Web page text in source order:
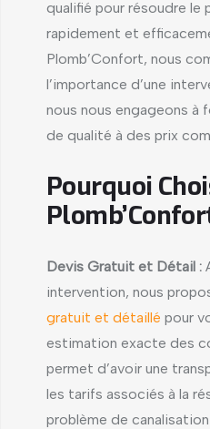
qualifié pour résoudre le
rapidement et
Plomb’Confort, nous
l’importance d’une
nous nous engageons à
de qualité à des prix
Pourquoi
Devis Gratuit et Détail :
intervention, nous
gratuit et détaillé pour
estimation exacte des
permet d’avoir une
les tarifs associés à la
problème de